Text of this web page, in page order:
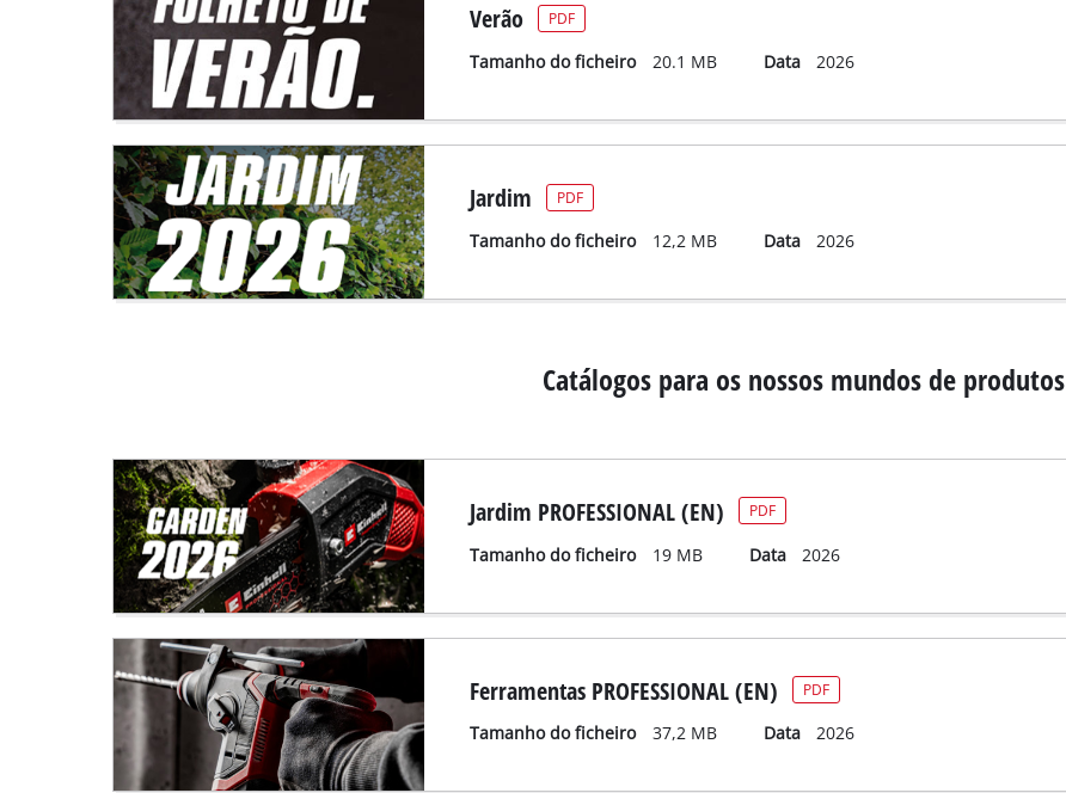
Verão PDF
Tamanho do ficheiro 20.1 MB Data 2026
Jardim PDF
Tamanho do ficheiro 12,2 MB Data 2026
Catálogos para os nossos mundos de produtos
Jardim PROFESSIONAL (EN) PDF
Tamanho do ficheiro 19 MB Data 2026
Ferramentas PROFESSIONAL (EN) PDF
Tamanho do ficheiro 37,2 MB Data 2026